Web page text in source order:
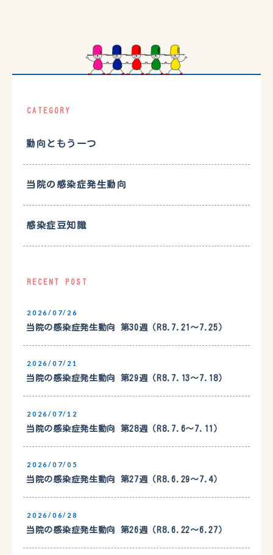
CATEGORY
動向ともう一つ
当院の感染症発生動向
感染症豆知識
RECENT POST
2026/07/26
当院の感染症発生動向 第30週（R8.7.21〜7.25）
2026/07/21
当院の感染症発生動向 第29週（R8.7.13〜7.18）
2026/07/12
当院の感染症発生動向 第28週（R8.7.6〜7.11）
2026/07/05
当院の感染症発生動向 第27週（R8.6.29〜7.4）
2026/06/28
当院の感染症発生動向 第26週（R8.6.22〜6.27）